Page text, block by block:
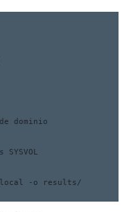
dominio
-o results/